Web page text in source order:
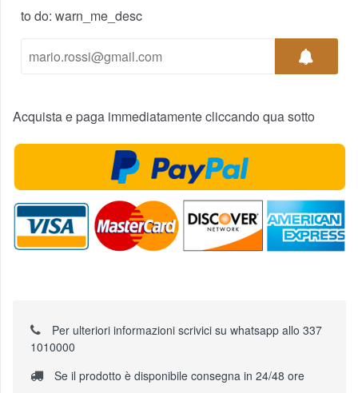
to do: warn_me_desc
Acquista e paga immediatamente cliccando qua sotto
Per ulteriori informazioni scrivici su whatsapp allo 337
1010000
Se il prodotto è disponibile consegna in 24/48 ore